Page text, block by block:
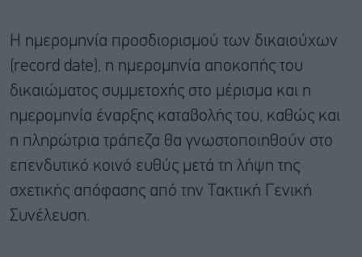
Η ημερομηνία προσδιορισμού των δικαιούχων
(record date), η ημερομηνία αποκοπής του
δικαιώματος συμμετοχής στο μέρισμα και η
ημερομηνία έναρξης καταβολής του, καθώς και
η πληρώτρια τράπεζα θα γνωστοποιηθούν στο
επενδυτικό κοινό ευθύς μετά τη λήψη της
σχετικής απόφασης από την Τακτική Γενική
Συνέλευση.